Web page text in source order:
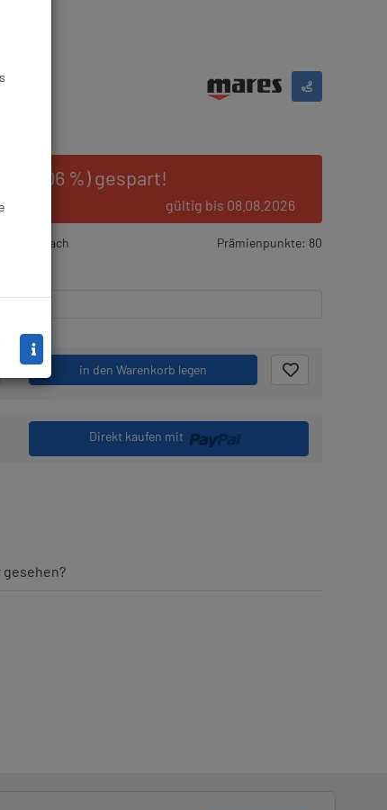
€ (38.06 %) gespart!
gültig bis 08.08.2026
wird nach
Prämienpunkte: 80
in den Warenkorb legen
Direkt kaufen mit